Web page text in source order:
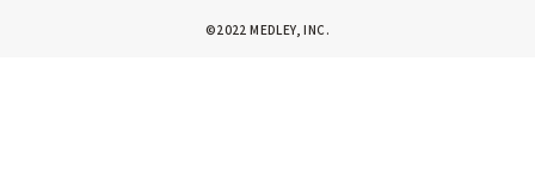
©2022 MEDLEY, INC.